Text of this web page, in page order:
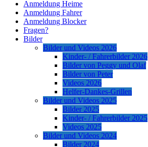
Anmeldung Heime
Anmeldung Fahrer
Anmeldung Blocker
Fragen?
Bilder
Bilder und Videos 2026
Kinder- / Fahrerbilder 2026
Bilder von Peggy und Olaf
Bilder von Peter
Videos 2026
Helfer-Dankes-Grillen
Bilder und Videos 2025
Bilder 2025
Kinder- / Fahrerbilder 2025
Videos 2025
Bilder und Videos 2024
Bilder 2024